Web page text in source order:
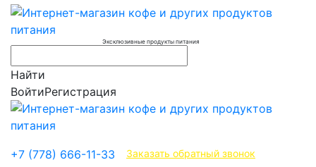
Эксклюзивные продукты питания
Найти
ВойтиРегистрация
+7 (778) 666-11-33 Заказать обратный звонок